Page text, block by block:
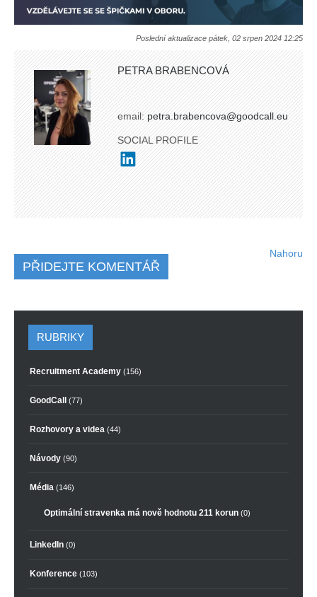
Poslední aktualizace pátek, 02 srpen 2024 12:25
PETRA BRABENCOVÁ
email:petra.brabencova@goodcall.eu
SOCIAL PROFILE
PŘIDEJTE KOMENTÁŘ
Nahoru
RUBRIKY
Recruitment Academy (156)
GoodCall (77)
Rozhovory a videa (44)
Návody (90)
Média (146)
Optimální stravenka má nově hodnotu 211 korun (0)
LinkedIn (0)
Konference (103)